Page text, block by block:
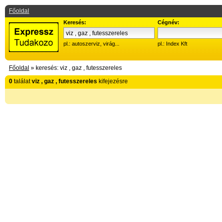
Főoldal
Keresés:
pl.: autoszerviz, virág...
Cégnév:
pl.: Index Kft
Főoldal » keresés: viz , gaz , futesszereles
0 találatviz , gaz , futesszereles kifejezésre